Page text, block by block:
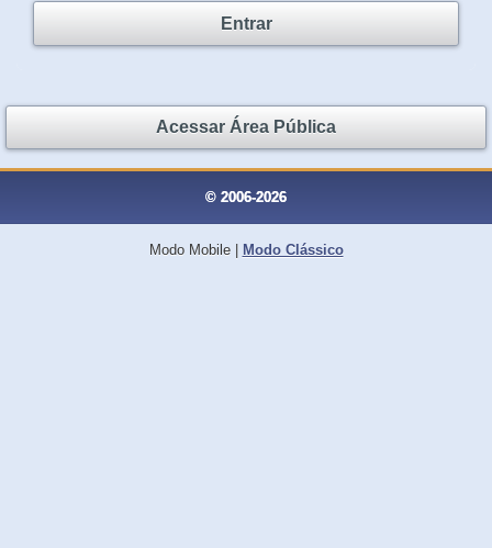
Entrar
Acessar Área Pública
© 2006-2026
Modo Mobile| Modo Clássico